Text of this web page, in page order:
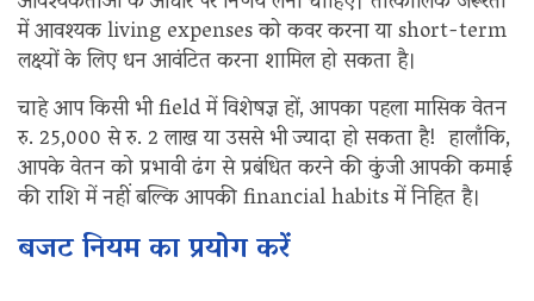
में आवश्यक living expenses को कवर करना या short-term
लक्ष्यों के लिए धन आवंटित करना शामिल हो सकता है।
चाहे आप किसी भी field में विशेषज्ञ हों, आपका पहला मासिक वेतन
रु. 25,000 से रु. 2 लाख या उससे भी ज्यादा हो सकता है! हालाँकि,
आपके वेतन को प्रभावी ढंग से प्रबंधित करने की कुंजी आपकी कमाई
की राशि में नहीं बल्कि आपकी financial habits में निहित है।
बजट नियम का प्रयोग करें